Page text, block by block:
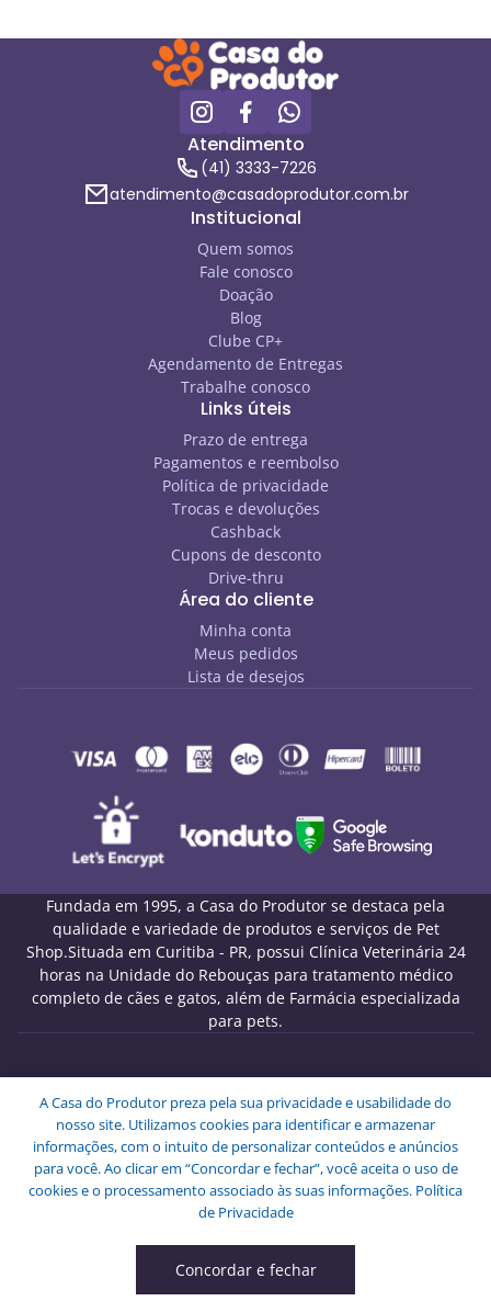
Atendimento
(41) 3333-7226
atendimento@casadoprodutor.com.br
Institucional
Quem somos
Fale conosco
Doação
Blog
Clube CP+
Agendamento de Entregas
Trabalhe conosco
Links úteis
Prazo de entrega
Pagamentos e reembolso
Política de privacidade
Trocas e devoluções
Cashback
Cupons de desconto
Drive-thru
Área do cliente
Minha conta
Meus pedidos
Lista de desejos
Fundada em 1995, a Casa do Produtor se destaca pela
qualidade e variedade de produtos e serviços de Pet
Shop.Situada em Curitiba - PR, possui Clínica Veterinária 24
horas na Unidade do Rebouças para tratamento médico
completo de cães e gatos, além de Farmácia especializada
para pets.
09.439.591/0001-72
Endereço: Rua Engenheiros Rebouças, 1826 - Rebouças -
Curitiba - PR - CEP: 80230-040.
Copyright © Melo Pet Shop Comércio de Rações LTDA -
Todos os Direitos Reservados.
Concordar e fechar
A Casa do Produtor preza pela sua privacidade e usabilidade do
nosso site. Utilizamos cookies para identificar e armazenar
informações, com o intuito de personalizar conteúdos e anúncios
para você. Ao clicar em “Concordar e fechar”, você aceita o uso de
cookies e o processamento associado às suas informações. Política
de Privacidade